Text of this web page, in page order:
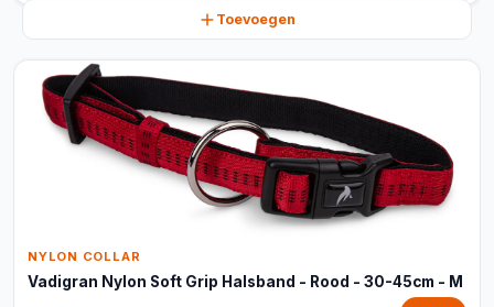
Toevoegen
NYLON COLLAR
Vadigran Nylon Soft Grip Halsband - Rood - 30-45cm - M